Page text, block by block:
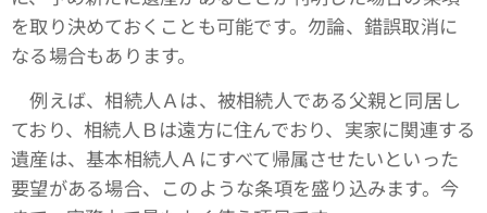
を取り決めておくことも可能です。勿論、錯誤取消に
なる場合もあります。
例えば、相続人Ａは、被相続人である父親と同居し
ており、相続人Ｂは遠方に住んでおり、実家に関連する
遺産は、基本相続人Ａにすべて帰属させたいといった
要望がある場合、このような条項を盛り込みます。今